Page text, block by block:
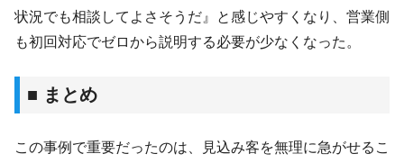
状況でも相談してよさそうだ』と感じやすくなり、営業側
も初回対応でゼロから説明する必要が少なくなった。
■ まとめ
この事例で重要だったのは、見込み客を無理に急がせるこ